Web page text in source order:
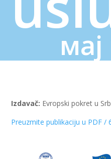
Izdavač: Evropski pokret u
Preuzmite publikaciju u PDF /